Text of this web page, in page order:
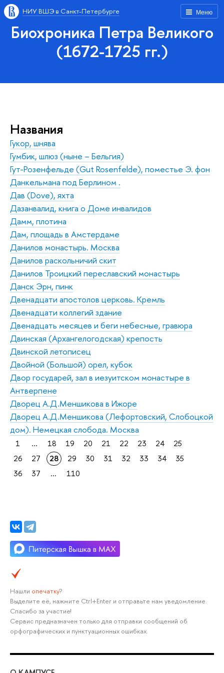
Меню
НИУ ВШЭ в Санкт-Петербурге
Биохроника Петра Великого
(1672-1725 гг.)
Названия
Гукор, шнява
Гумбик, шлюз (ныне – Бельгия)
Гут-Розенфельде (Gut Rosenfeldе), поместье Э. фон
Данкельмана под Берлином .
Дав (Dove), яхта
Дазанвалид, книга о Доме инвалидов
Дамм, плотина
Дам, площадь в Амстердаме
Данилов монастырь. Москва
Данилов раскольничий скит
Данилов Троицкий переславский монастырь
Данск Эрн, пинк
Двенадцати апостолов церковь. Кремль
Двенадцати коллегий здание
Двенадцать месяцев и беги небесные, гравюра
Двинская (Архангелогодская) крепость
Двинской летописец
Двойной (Большой) орел, кубок
Двор государей, зал в иезуитском монастыре в
Антверпене
Дворец А.Д.Меншикова в Ижоре
Дворец А.Д.Меншикова (Лефортовский, Слобоцкой
дом). Немецкая слобода. Москва
1 ... 18 19 20 21 22 23 24
25
26
27 28 29 30 31 32 33 34
35
36
37 ... 110
Нашли опечатку?
Выделите её, нажмите Ctrl+Enter и отправьте нам уведомление.
Спасибо за участие!
Сервис предназначен только для отправки сообщений об
орфографических и пунктуационных ошибках.